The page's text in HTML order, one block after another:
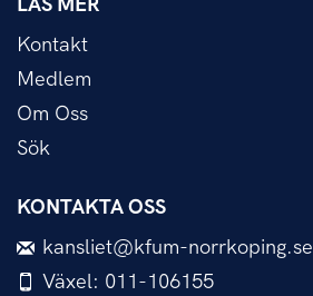
Kontakt
Medlem
Om Oss
Sök
KONTAKTA OSS
kansliet@kfum-norrkoping.se
Växel: 011-106155